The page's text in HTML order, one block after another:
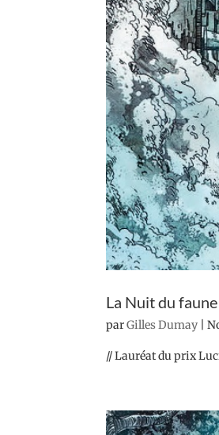
La Nuit du
parGilles Dumay |
// Lauréat du prix